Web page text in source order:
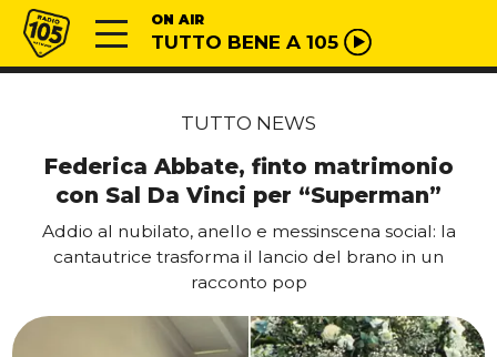
Vai al contenuto
Radio 105 ON AIR
TUTTO BENE A 105
TUTTO NEWS
Federica Abbate, finto matrimonio
con Sal Da Vinci per “Superman”
Addio al nubilato, anello e messinscena social: la
cantautrice trasforma il lancio del brano in un
racconto pop